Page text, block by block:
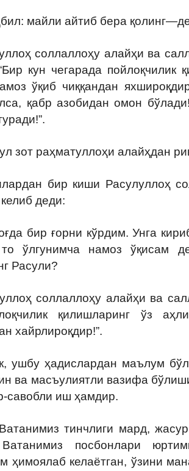
майли айтиб бера
соллаллоҳу алайҳи ва
кун чегарада пойлоқчилик
ўқиб чиққандан
қабр азобидан омон
раҳматуллоҳи алайҳдан
бир киши Расулуллоҳ
деди:
бир ғорни кўрдим. Унга
ўлгунимча намоз ўқисам
Расули?
соллаллоҳу алайҳи ва
қилишларинг ўз
хайрлироқдир!”.
ҳадислардан маълум
ва масъулиятли вазифа
савобли иш ҳамдир.
тинчлиги мард,
посбонлари
ҳимоялаб келаётган, ўзини